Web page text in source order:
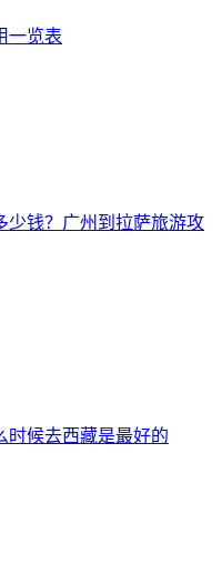
一览表
少钱？广州到拉萨旅游攻
时候去西藏是最好的